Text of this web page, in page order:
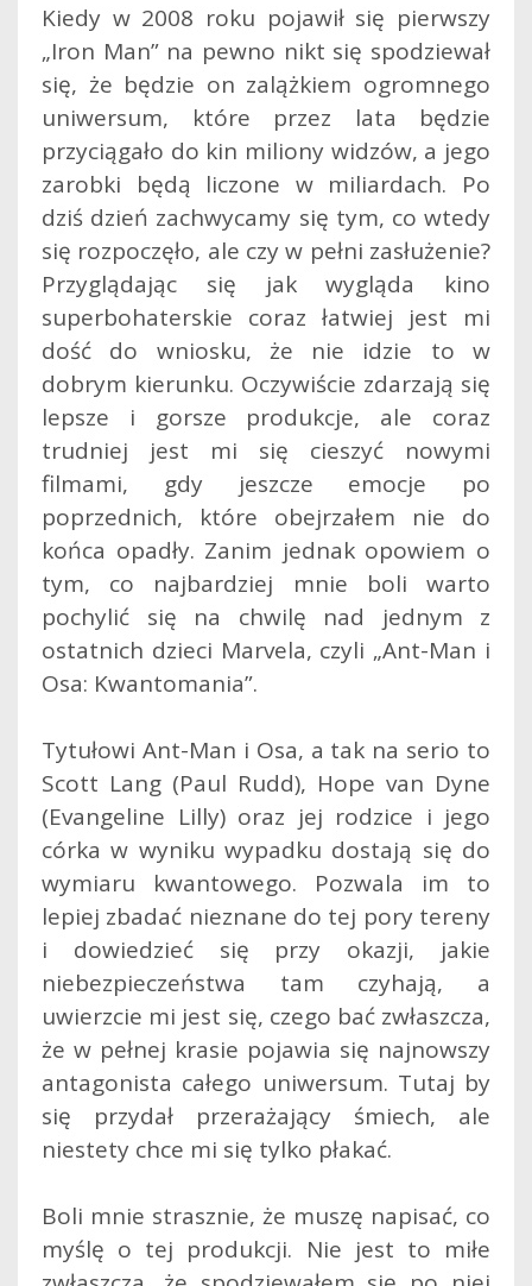
Kiedy w 2008 roku pojawił się pierwszy
„Iron Man” na pewno nikt się spodziewał
się, że będzie on zalążkiem ogromnego
uniwersum, które przez lata będzie
przyciągało do kin miliony widzów, a jego
zarobki będą liczone w miliardach. Po
dziś dzień zachwycamy się tym, co wtedy
się rozpoczęło, ale czy w pełni zasłużenie?
Przyglądając się jak wygląda kino
superbohaterskie coraz łatwiej jest mi
dość do wniosku, że nie idzie to w
dobrym kierunku. Oczywiście zdarzają się
lepsze i gorsze produkcje, ale coraz
trudniej jest mi się cieszyć nowymi
filmami, gdy jeszcze emocje po
poprzednich, które obejrzałem nie do
końca opadły. Zanim jednak opowiem o
tym, co najbardziej mnie boli warto
pochylić się na chwilę nad jednym z
ostatnich dzieci Marvela, czyli „Ant-Man i
Osa: Kwantomania”.
Tytułowi Ant-Man i Osa, a tak na serio to
Scott Lang (Paul Rudd), Hope van Dyne
(Evangeline Lilly) oraz jej rodzice i jego
córka w wyniku wypadku dostają się do
wymiaru kwantowego. Pozwala im to
lepiej zbadać nieznane do tej pory tereny
i dowiedzieć się przy okazji, jakie
niebezpieczeństwa tam czyhają, a
uwierzcie mi jest się, czego bać zwłaszcza,
że w pełnej krasie pojawia się najnowszy
antagonista całego uniwersum. Tutaj by
się przydał przerażający śmiech, ale
niestety chce mi się tylko płakać.
Boli mnie strasznie, że muszę napisać, co
myślę o tej produkcji. Nie jest to miłe